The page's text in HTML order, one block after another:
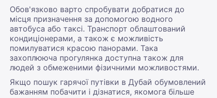
Обов'язково варто спробувати добратися до
місця призначення за допомогою водного
автобуса або таксі. Транспорт облаштований
кондиціонерами, а також є можливість
помилуватися красою панорами. Така
захоплююча прогулянка доступна також для
людей з обмеженими фізичними можливостями.
Якщо пошук гарячої путівки в Дубай обумовлений
бажанням побачити і дізнатися, якомога більше